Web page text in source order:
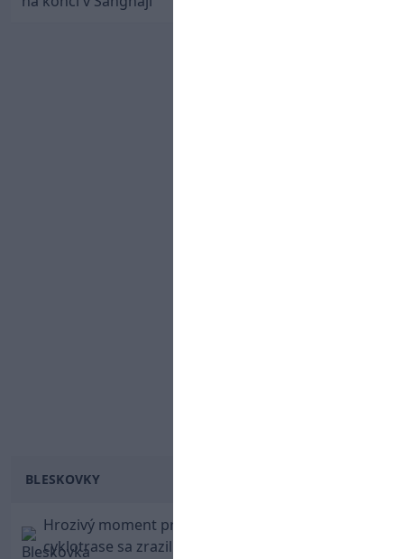
BLESKOVKY
Hrozivý moment pre Zdena Cháru! Na
cyklotrase sa zrazil s bežcom